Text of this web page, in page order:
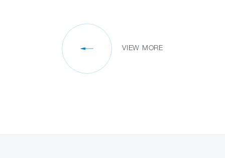
VIEW MORE